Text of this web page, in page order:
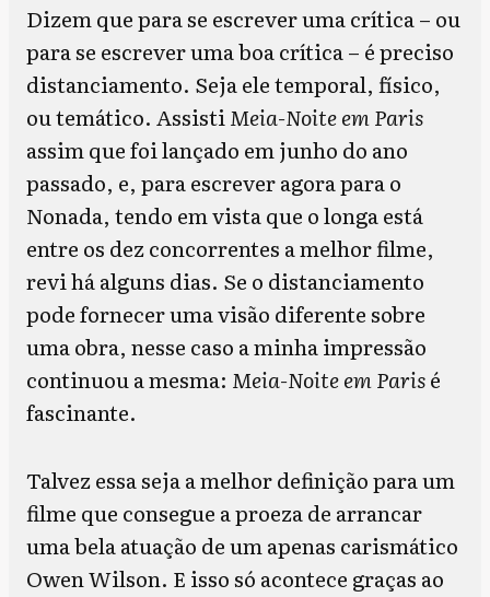
Dizem que para se escrever uma crítica – ou
para se escrever uma boa crítica – é preciso
distanciamento. Seja ele temporal, físico,
ou temático. AssistiMeia-Noite em Paris
assim que foi lançado em junho do ano
passado, e, para escrever agora para o
Nonada, tendo em vista que o longa está
entre os dez concorrentes a melhor filme,
revi há alguns dias. Se o distanciamento
pode fornecer uma visão diferente sobre
uma obra, nesse caso a minha impressão
continuou a mesma: Meia-Noite em Parisé
fascinante.
Talvez essa seja a melhor definição para um
filme que consegue a proeza de arrancar
uma bela atuação de um apenas carismático
Owen Wilson. E isso só acontece graças ao